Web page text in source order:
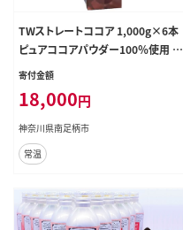
TWストレートココア 1,000g×6本
ピュアココアパウダー100％使用 常
温保存 口栓付 加糖 業務用【 神奈川
寄付金額
18,000円
神奈川県南足柄市
常温